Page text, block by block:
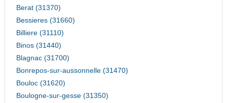
Berat (31370)
Bessieres (31660)
Billiere (31110)
Binos (31440)
Blagnac (31700)
Bonrepos-sur-aussonnelle (31470)
Bouloc (31620)
Boulogne-sur-gesse (31350)